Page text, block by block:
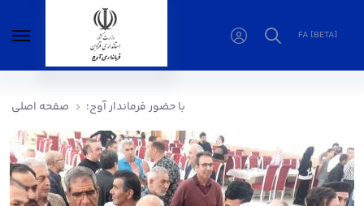
FA [BETA]
صفحه اصلی با حضور فرماندار آوج؛